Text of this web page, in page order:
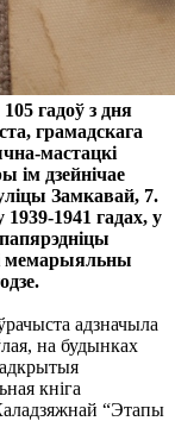
гадоў з дня
грамадскага
мастацкі
ім дзейнічае
Замкавай, 7.
1941 гадах, у
мемарыяльны
адзначыла
на будынках
адкрытыя
кніга
“Этапы